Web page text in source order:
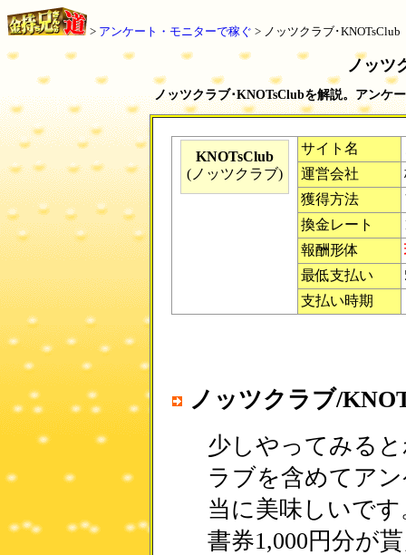
> アンケート・モニターで稼ぐ > ノッツクラブ･KNOTsClub
ノッツ
ノッツクラブ･KNOTsClubを解説。アンケ
KNOTsClub
(ノッツクラブ)
サイト名
運営会社
獲得方法
換金レート
報酬形体
最低支払い
支払い時期
ノッツクラブ/
少しやってみる
ラブを含めてア
当に美味しいで
書券1,000円分が